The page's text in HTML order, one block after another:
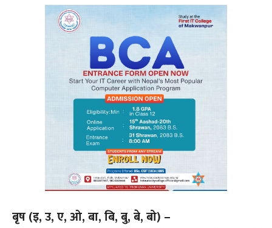
बृष (इ, उ, ए, ओ, बा, बि, बु, बे, बो) –